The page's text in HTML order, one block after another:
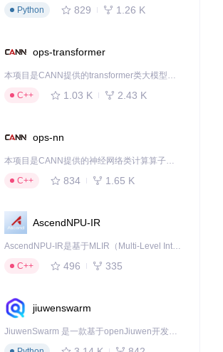
Python
829 1.26 K
ops-transformer
本项目是CANN提供的transformer类大模型算子库，实现网络在NPU上加速计算。
C++
1.03 K 2.43 K
ops-nn
本项目是CANN提供的神经网络类计算算子库，实现网络在NPU上加速计算。
C++
834 1.65 K
AscendNPU-IR
AscendNPU-IR是基于MLIR（Multi-Level Intermediate Representation）构建的，面向昇腾亲和算子编译时使用的中间表示，提供昇腾完备表达能力，通过编译优化提升昇腾AI处理器计算效率，支持通过生态框架使能昇腾AI处理器与深度调优
C++
496 335
jiuwenswarm
JiuwenSwarm 是一款基于openJiuwen开发的智能AI Agent，它能够将大语言模型的强大能力，通过你日常使用的各类通讯应用，直接延伸至你的指尖。